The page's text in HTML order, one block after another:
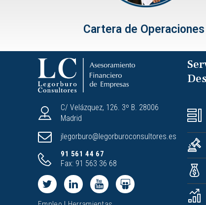
Cartera de Operaciones
C/ Velázquez, 126. 3º B. 28006
Madrid
jlegorburo@legorburoconsultores.es
91 561 44 67
Fax: 91 563 36 68